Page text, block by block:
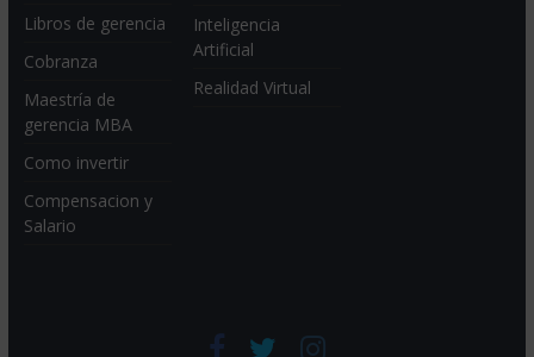
Libros de gerencia
Cobranza
Maestría de
gerencia MBA
Como invertir
Compensacion y
Salario
Inteligencia
Artificial
Realidad Virtual